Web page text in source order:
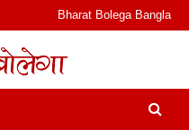
Bharat Bolega Bangla
भारत बोलेगा हिंदी न्यूज़ वेबसाइट
I जानकारी भी समझदारी भी